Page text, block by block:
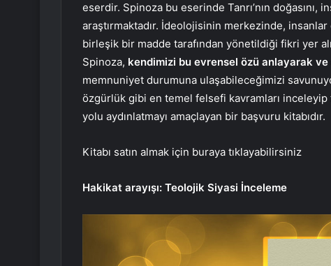
eserdir. Spinoza bu eserinde Tanrı’nın doğasını,
araştırmaktadır. İdeolojisinin merkezinde,
birleşik bir madde tarafından yönetildiği fikri yer
Spinoza, kendimizi bu evrensel özü anlayarak
memnuniyet durumuna ulaşabileceğimizi
özgürlük gibi en temel felsefi kavramları
yolu aydınlatmayı amaçlayan bir başvuru kitabıdır.
Kitabı satın almak için buraya tıklayabilirsiniz
Hakikat arayışı: Teolojik Siyasi İnceleme